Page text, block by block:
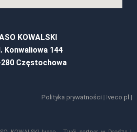
KOWALSKI
Konwaliowa 144
Częstochowa
Polityka prywatności | Iveco.pl |